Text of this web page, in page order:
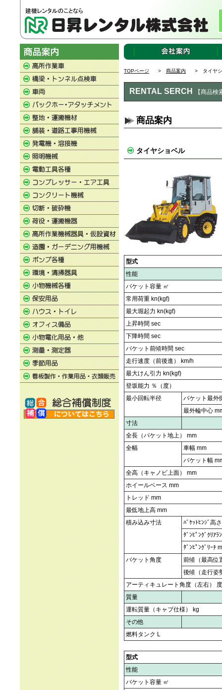
TOPページ > 商品案内 > タイヤシ
RENTAL SERCH 【商品検
商品案内
タイヤショベル
型式
性能
バケット容量 ㎥
常用荷重 kn(kgf)
最大堀起力 kn(kgf)
上昇時間 sec
下降時間 sec
バケット前傾時間 sec
走行速度（前後進） km/h
最大けん引力 kn(kgf)
登坂能力 ％（度）
最小回転半径
バケット最外
最外輪中心
寸法
全長（バケット地上） mm
全幅
車幅 mm
バケット幅
全高（キャノビ上面） mm
ホイールベース mm
トレッド mm
最低地上高 mm
積み込み寸法
ﾊﾞｹｯﾄﾋﾝｼﾞ高
ﾀﾞﾝﾋﾟﾝｸﾞｸﾘｱﾗ
ﾀﾞﾝﾋﾟﾝｸﾞﾘｰﾁ
バケット角度
前傾（最高位
後傾（走行姿
アーティキュレート角度（左右） 度
質量
運転質量（キャブ仕様） kg
その他
燃料タンク L
型式
性能
バケット容量 ㎥